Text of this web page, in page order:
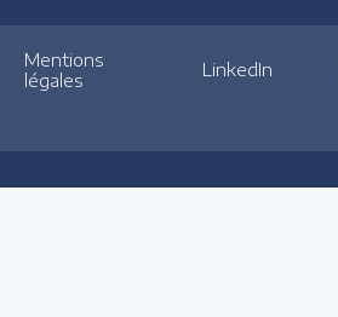
Mentions
légales
LinkedIn